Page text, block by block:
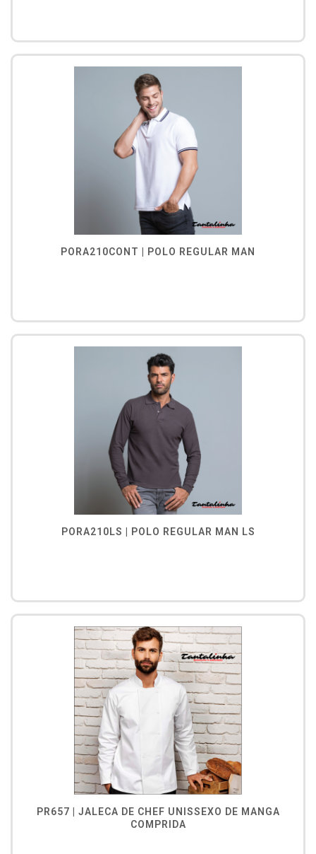
PORA210CONT | POLO REGULAR MAN
PORA210LS | POLO REGULAR MAN LS
PR657 | JALECA DE CHEF UNISSEXO DE MANGA
COMPRIDA